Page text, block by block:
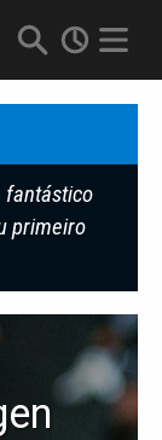
fantástico
primeiro